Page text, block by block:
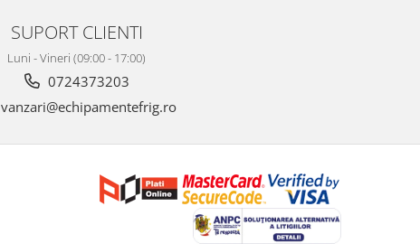
SUPORT CLIENTI
Luni - Vineri (09:00 - 17:00)
0724373203
vanzari@echipamentefrig.ro